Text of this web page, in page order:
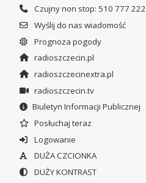
Czujny non stop: 510 777 222
Wyślij do nas wiadomość
Prognoza pogody
radioszczecin.pl
radioszczecinextra.pl
radioszczecin.tv
Biuletyn Informacji Publicznej
Posłuchaj teraz
Logowanie
DUŻA CZCIONKA
DUŻY KONTRAST